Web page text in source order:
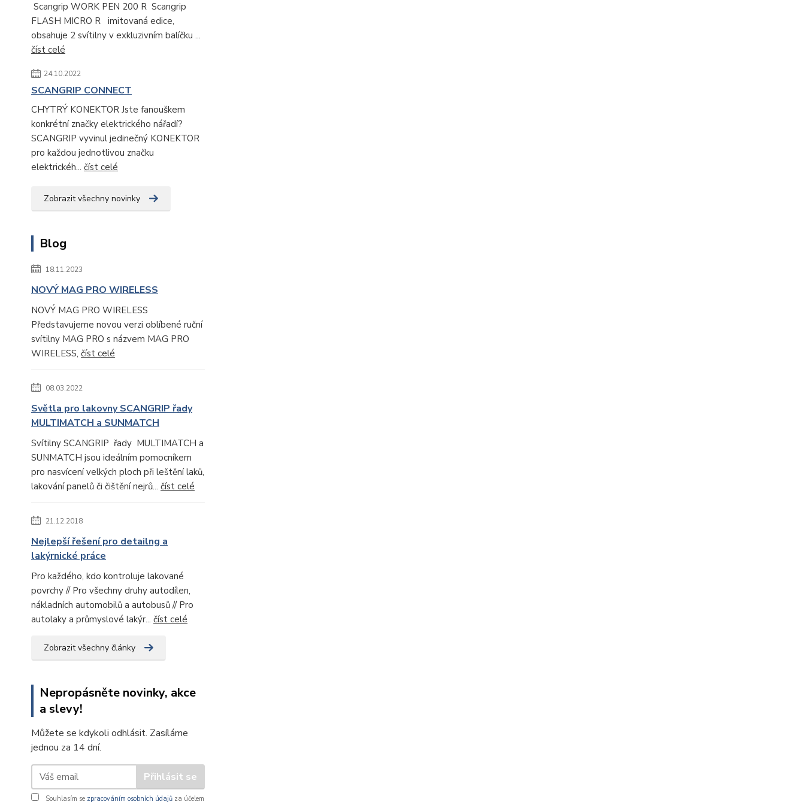
Scangrip WORK PEN 200 R Scangrip
FLASH MICRO R imitovaná edice,
obsahuje 2 svítilny v exkluzivním balíčku ...
číst celé
24.10.2022
SCANGRIP CONNECT
CHYTRÝ KONEKTOR Jste fanouškem
konkrétní značky elektrického nářadí?
SCANGRIP vyvinul jedinečný KONEKTOR
pro každou jednotlivou značku
elektrickéh... číst celé
Zobrazit všechny novinky
Blog
18.11.2023
NOVÝ MAG PRO WIRELESS
NOVÝ MAG PRO WIRELESS
Představujeme novou verzi oblíbené ruční
svítilny MAG PRO s názvem MAG PRO
WIRELESS, číst celé
08.03.2022
Světla pro lakovny SCANGRIP řady
MULTIMATCH a SUNMATCH
Svítilny SCANGRIP řady MULTIMATCH a
SUNMATCH jsou ideálním pomocníkem
pro nasvícení velkých ploch při leštění laků,
lakování panelů či čištění nejrů... číst celé
21.12.2018
Nejlepší řešení pro detailng a
lakýrnické práce
Pro každého, kdo kontroluje lakované
povrchy // Pro všechny druhy autodílen,
nákladních automobilů a autobusů // Pro
autolaky a průmyslové lakýr... číst celé
Zobrazit všechny články
Nepropásněte novinky, akce
a slevy!
Můžete se kdykoli odhlásit. Zasíláme
jednou za 14 dní.
Přihlásit se
Souhlasím se zpracováním osobních údajů za účelem